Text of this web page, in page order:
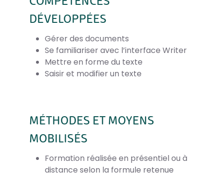
DÉVELOPPÉES
Gérer des documents
Se familiariser avec l’interface Writer
Mettre en forme du texte
Saisir et modifier un texte
MÉTHODES ET MOYENS
MOBILISÉS
Formation réalisée en présentiel ou à
distance selon la formule retenue